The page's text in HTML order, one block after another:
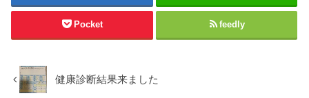
Pocket feedly
健康診断結果来ました